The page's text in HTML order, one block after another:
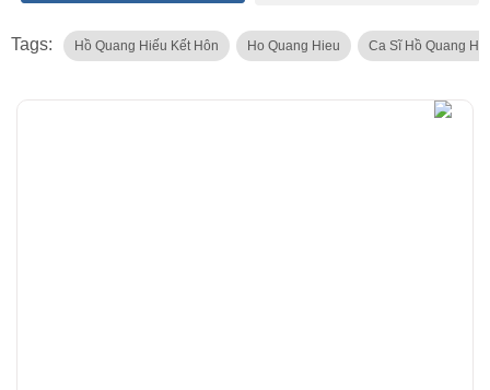
Tags: Hồ Quang Hiếu Kết Hôn Ho Quang Hieu Ca Sĩ Hồ Quang